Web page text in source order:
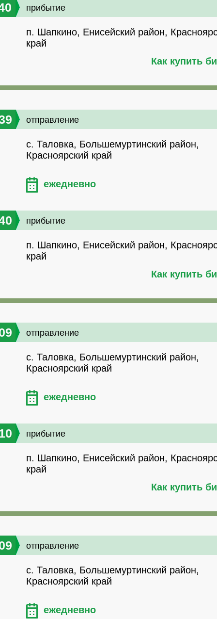
прибытие
п. Шапкино, Енисейский район,
край
Как купить
отправление
с. Таловка, Большемуртинский район,
Красноярский край
ежедневно
прибытие
п. Шапкино, Енисейский район,
край
Как купить
отправление
с. Таловка, Большемуртинский район,
Красноярский край
ежедневно
прибытие
п. Шапкино, Енисейский район,
край
Как купить
отправление
с. Таловка, Большемуртинский район,
Красноярский край
ежедневно